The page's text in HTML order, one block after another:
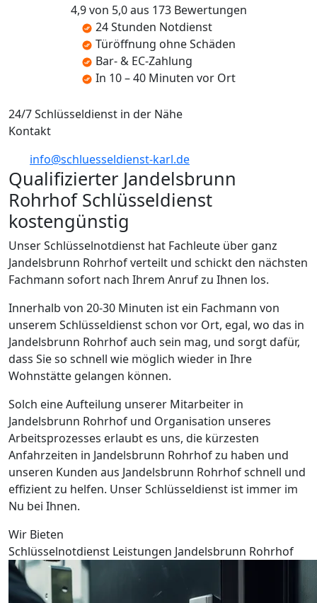
4,9 von 5,0 aus 173 Bewertungen
24 Stunden Notdienst
Türöffnung ohne Schäden
Bar- & EC-Zahlung
In 10 – 40 Minuten vor Ort
24/7 Schlüsseldienst in der Nähe
Kontakt
info@schluesseldienst-karl.de
Qualifizierter Jandelsbrunn
Rohrhof Schlüsseldienst
kostengünstig
Unser Schlüsselnotdienst hat Fachleute über ganz
Jandelsbrunn Rohrhof verteilt und schickt den nächsten
Fachmann sofort nach Ihrem Anruf zu Ihnen los.
Innerhalb von 20-30 Minuten ist ein Fachmann von
unserem Schlüsseldienst schon vor Ort, egal, wo das in
Jandelsbrunn Rohrhof auch sein mag, und sorgt dafür,
dass Sie so schnell wie möglich wieder in Ihre
Wohnstätte gelangen können.
Solch eine Aufteilung unserer Mitarbeiter in
Jandelsbrunn Rohrhof und Organisation unseres
Arbeitsprozesses erlaubt es uns, die kürzesten
Anfahrzeiten in Jandelsbrunn Rohrhof zu haben und
unseren Kunden aus Jandelsbrunn Rohrhof schnell und
effizient zu helfen. Unser Schlüsseldienst ist immer im
Nu bei Ihnen.
Wir Bieten
Schlüsselnotdienst Leistungen Jandelsbrunn Rohrhof